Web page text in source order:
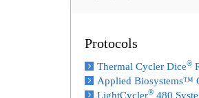
Protocols
Thermal Cycler Dice®
Applied Biosystems™
LightCycler® 480